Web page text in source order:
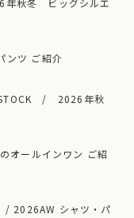
年秋冬 ビッグシルエ
ンツ ご紹介
/ 2026年秋
オールインワン ご紹
/ 2026AW シャツ・パ